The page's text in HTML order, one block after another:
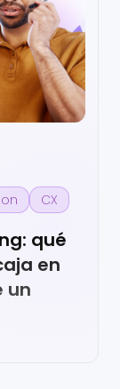
CX
qué
en
un